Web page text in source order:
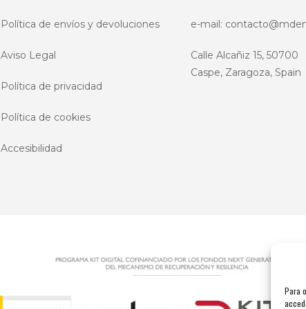
Para
de
Política de envíos y devoluciones
Aviso Legal
Política de privacidad
Política de cookies
Accesibilidad
e-mail:
Calle Alcañiz 15, 50700
Caspe, Zaragoza, Spain